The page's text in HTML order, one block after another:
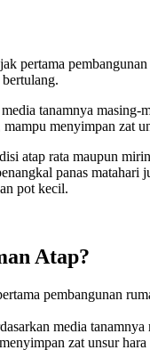
pertama
tanamnya
menyimpan zat
atap rata maupun
panas
pot kecil.
Atap?
pembangunan
media
zat unsur